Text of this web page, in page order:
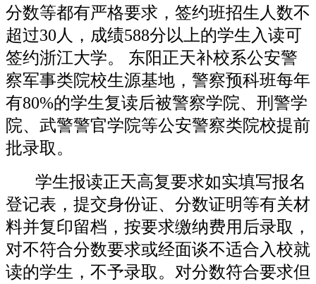
分数等都有严格要求，签约班招生人数不
超过30人，成绩588分以上的学生入读可
签约浙江大学。 东阳正天补校系公安警
察军事类院校生源基地，警察预科班每年
有80%的学生复读后被警察学院、刑警学
院、武警警官学院等公安警察类院校提前
批录取。
学生报读正天高复要求如实填写报名
登记表，提交身份证、分数证明等有关材
料并复印留档，按要求缴纳费用后录取，
对不符合分数要求或经面谈不适合入校就
读的学生，不予录取。对分数符合要求但